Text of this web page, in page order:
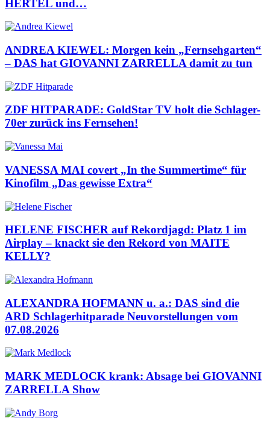
HERTEL und…
ANDREA KIEWEL: Morgen kein „Fernsehgarten“
– DAS hat GIOVANNI ZARRELLA damit zu tun
ZDF HITPARADE: GoldStar TV holt die Schlager-
70er zurück ins Fernsehen!
VANESSA MAI covert „In the Summertime“ für
Kinofilm „Das gewisse Extra“
HELENE FISCHER auf Rekordjagd: Platz 1 im
Airplay – knackt sie den Rekord von MAITE
KELLY?
ALEXANDRA HOFMANN u. a.: DAS sind die
ARD Schlagerhitparade Neuvorstellungen vom
07.08.2026
MARK MEDLOCK krank: Absage bei GIOVANNI
ZARRELLA Show